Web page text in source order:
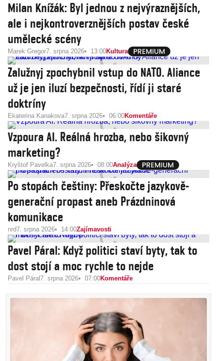
Milan Knížák: Byl jednou z nejvýraznějších,
ale i nejkontroverznějších postav české
umělecké scény
Marek Gregor7. srpna 2026 13:00Kultura
Zalužnyj zpochybnil vstup do NATO. Aliance
už je jen iluzí bezpečnosti, řídí ji staré
doktríny
Ekaterina Kanakova7. srpna 2026 06:00Komentáře
Vzpoura AI. Reálná hrozba, nebo šikovný
marketing?
Kryštof Pavelka7. srpna 2026 08:00Analýza
Po stopách češtiny: Přeskočte jazykově-
generační propast aneb Prázdninová
komunikace
nrd7. srpna 2026 14:00Zajímavosti
Pavel Páral: Když politici staví byty, tak to
dost stojí a moc rychle to nejde
Pavel Páral 7. srpna 2026 07:00Komentáře